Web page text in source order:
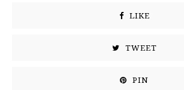
LIKE
TWEET
PIN